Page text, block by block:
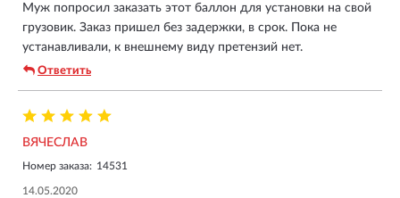
Муж попросил заказать этот баллон для установки на свой
грузовик. Заказ пришел без задержки, в срок. Пока не
устанавливали, к внешнему виду претензий нет.
Ответить
ВЯЧЕСЛАВ
Номер заказа: 14531
14.05.2020